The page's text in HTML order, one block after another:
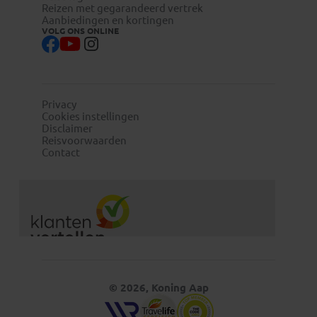
Reizen met gegarandeerd vertrek
Aanbiedingen en kortingen
VOLG ONS ONLINE
Privacy
Cookies instellingen
Disclaimer
Reisvoorwaarden
Contact
© 2026, Koning Aap